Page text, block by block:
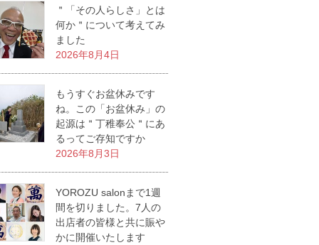
＂「その人らしさ」とは
何か＂について考えてみ
ました
2026年8月4日
もうすぐお盆休みです
ね。この「お盆休み」の
起源は＂丁稚奉公＂にあ
るってご存知ですか
2026年8月3日
YOROZU salonまで1週
間を切りました。7人の
出店者の皆様と共に賑や
かに開催いたします